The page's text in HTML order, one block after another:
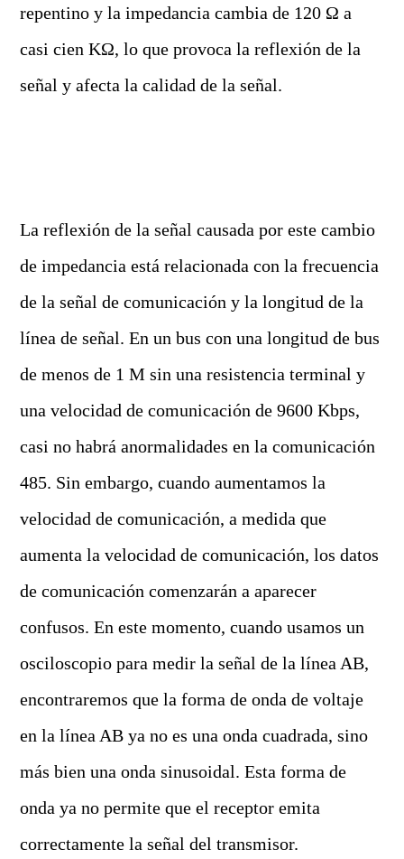
repentino y la impedancia cambia de 120 Ω a
casi cien KΩ, lo que provoca la reflexión de la
señal y afecta la calidad de la señal.
La reflexión de la señal causada por este cambio
de impedancia está relacionada con la frecuencia
de la señal de comunicación y la longitud de la
línea de señal. En un bus con una longitud de bus
de menos de 1 M sin una resistencia terminal y
una velocidad de comunicación de 9600 Kbps,
casi no habrá anormalidades en la comunicación
485. Sin embargo, cuando aumentamos la
velocidad de comunicación, a medida que
aumenta la velocidad de comunicación, los datos
de comunicación comenzarán a aparecer
confusos. En este momento, cuando usamos un
osciloscopio para medir la señal de la línea AB,
encontraremos que la forma de onda de voltaje
en la línea AB ya no es una onda cuadrada, sino
más bien una onda sinusoidal. Esta forma de
onda ya no permite que el receptor emita
correctamente la señal del transmisor.